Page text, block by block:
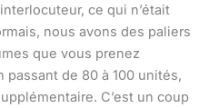
ce qui n’était
nous avons des paliers
que vous prenez
passant de 80 à 100 unités,
C’est un coup